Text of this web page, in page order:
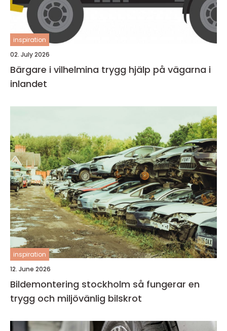
inspiration
02. July 2026
Bärgare i vilhelmina trygg hjälp på vägarna i
inlandet
inspiration
12. June 2026
Bildemontering stockholm så fungerar en
trygg och miljövänlig bilskrot